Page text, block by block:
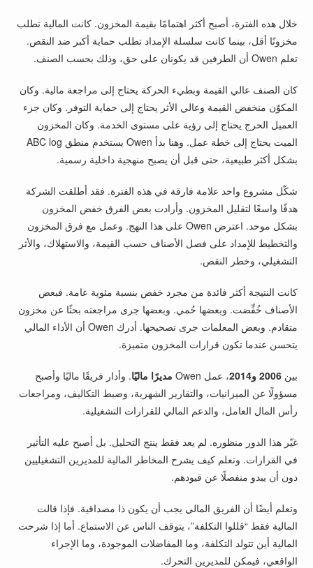
خلال هذه الفترة، أصبح أكثر اهتمامًا بقيمة المخزون. كانت المالية تطلب
مخزونًا أقل، بينما كانت سلسلة الإمداد تطلب حماية أكبر ضد النقص.
تعلم Owen أن الطرفين قد يكونان على حق، وذلك بحسب الصنف.
كان الصنف عالي القيمة وبطيء الحركة يحتاج إلى مراجعة مالية. وكان
المكوّن منخفض القيمة وعالي الأثر يحتاج إلى حماية التوفر. وكان جزء
العميل الحرج يحتاج إلى رؤية على مستوى الخدمة. وكان المخزون
الميت يحتاج إلى خطة عمل. وهنا بدأ Owen يستخدم منطق ABC log
بشكل أكثر طبيعية، حتى قبل أن يصبح منهجية داخلية رسمية.
شكّل مشروع واحد علامة فارقة في هذه الفترة. فقد أطلقت الشركة
هدفًا واسعًا لتقليل المخزون. وأرادت بعض الفرق خفض المخزون
بشكل موحد. اعترض Owen على هذا النهج. وعمل مع فرق المخزون
والتخطيط للإمداد على فصل الأصناف حسب القيمة، والاستهلاك، والأثر
التشغيلي، وخطر النقص.
كانت النتيجة أكثر فائدة من مجرد خفض بنسبة مئوية عامة. فبعض
الأصناف خُفِّضت. وبعضها حُمي. وبعضها جرى مراجعته بحثًا عن مخزون
متقادم. وبعض المعلمات جرى تصحيحها. أدرك Owen أن الأداء المالي
يتحسن عندما تكون قرارات المخزون متميزة.
بين2006 و2014 ، عمل Owen مديرًا ماليًا. وأدار فريقًا ماليًا وأصبح
مسؤولًا عن الميزانيات، والتقارير الشهرية، وضبط التكاليف، ومراجعات
رأس المال العامل، والدعم المالي للقرارات التشغيلية.
غيّر هذا الدور منظوره. لم يعد فقط ينتج التحليل. بل أصبح عليه التأثير
في القرارات. وتعلم كيف يشرح المخاطر المالية للمديرين التشغيليين
دون أن يبدو منفصلًا عن قيودهم.
وتعلم أيضًا أن الفريق المالي يجب أن يكون ذا مصداقية. فإذا قالت
المالية فقط “قللوا التكلفة”، يتوقف الناس عن الاستماع. أما إذا شرحت
المالية أين تتولد التكلفة، وما المفاضلات الموجودة، وما الإجراء
الواقعي، فيمكن للمديرين التحرك.